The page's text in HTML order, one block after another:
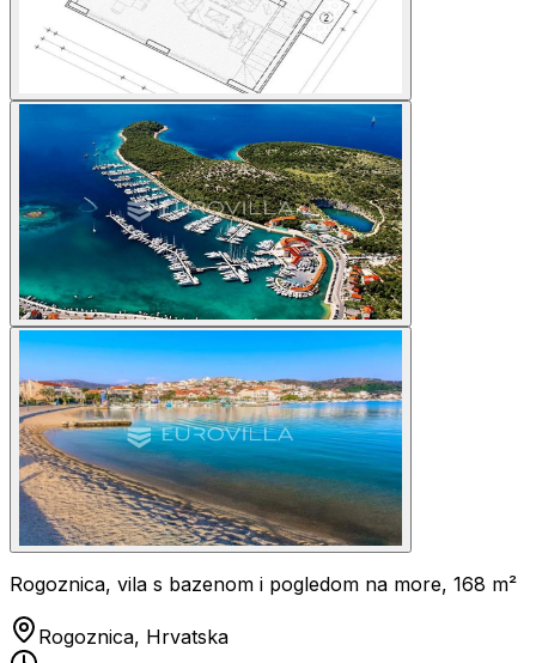
Rogoznica, vila s bazenom i pogledom na more, 168 m²
Rogoznica, Hrvatska